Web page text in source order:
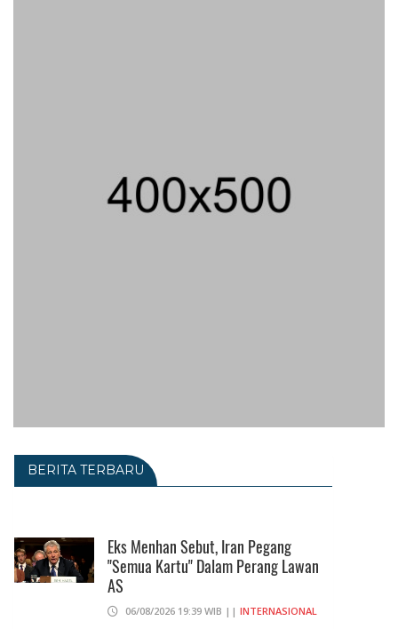
BERITA TERBARU
Eks Menhan Sebut, Iran Pegang
"Semua Kartu" Dalam Perang Lawan
AS
06/08/2026 19:39 WIB || INTERNASIONAL